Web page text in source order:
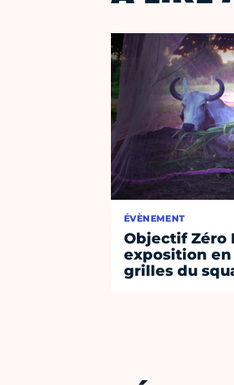
ÉVÈNEMENT
Objectif Zéro
exposition
grilles du